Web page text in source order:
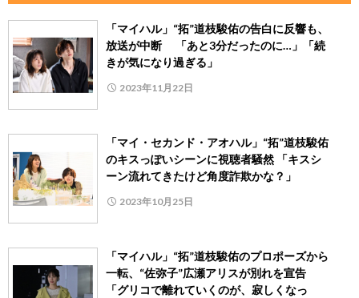
「マイハル」“拓”道枝駿佑の告白に反響も、
放送が中断 「あと3分だったのに…」「続
きが気になり過ぎる」
2023年11月22日
「マイ・セカンド・アオハル」“拓”道枝駿佑
のキスっぽいシーンに視聴者騒然 「キスシ
ーン流れてきたけど角度詐欺かな？」
2023年10月25日
「マイハル」“拓”道枝駿佑のプロポーズから
一転、“佐弥子”広瀬アリスが別れを宣告
「グリコで離れていくのが、寂しくなっ